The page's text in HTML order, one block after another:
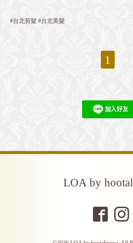
#台北剪髮 #台北美髮
1
LOA by